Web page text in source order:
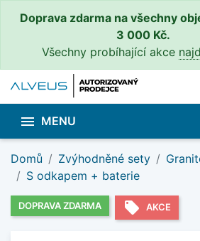
Doprava zdarma na všechny
3 000 Kč.
Všechny probíhající akce
 MENU
Domů Zvýhodněné sety
S odkapem + baterie
DOPRAVA ZDARMA local_offer AKCE